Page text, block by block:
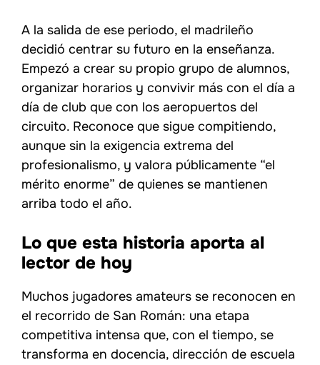
A la salida de ese periodo, el madrileño
decidió centrar su futuro en la enseñanza.
Empezó a crear su propio grupo de alumnos,
organizar horarios y convivir más con el día a
día de club que con los aeropuertos del
circuito. Reconoce que sigue compitiendo,
aunque sin la exigencia extrema del
profesionalismo, y valora públicamente “el
mérito enorme” de quienes se mantienen
arriba todo el año.
Lo que esta historia aporta al
lector de hoy
Muchos jugadores amateurs se reconocen en
el recorrido de San Román: una etapa
competitiva intensa que, con el tiempo, se
transforma en docencia, dirección de escuela